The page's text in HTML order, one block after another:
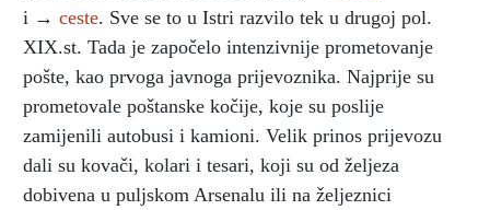
i → ceste. Sve se to u Istri razvilo tek u drugoj pol.
XIX.st. Tada je započelo intenzivnije prometovanje
pošte, kao prvoga javnoga prijevoznika. Najprije su
prometovale poštanske kočije, koje su poslije
zamijenili autobusi i kamioni. Velik prinos prijevozu
dali su kovači, kolari i tesari, koji su od željeza
dobivena u puljskom Arsenalu ili na željeznici